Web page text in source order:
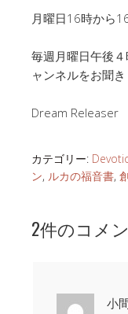
月曜日16時から
毎週月曜日午後
ャンネルをお聞き
Dream Releaser
カテゴリー:
ン, ルカの福音書,
2件のコメ
小